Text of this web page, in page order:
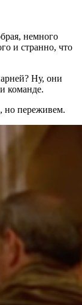
немного
и странно, что
Ну, они
команде.
но переживем.